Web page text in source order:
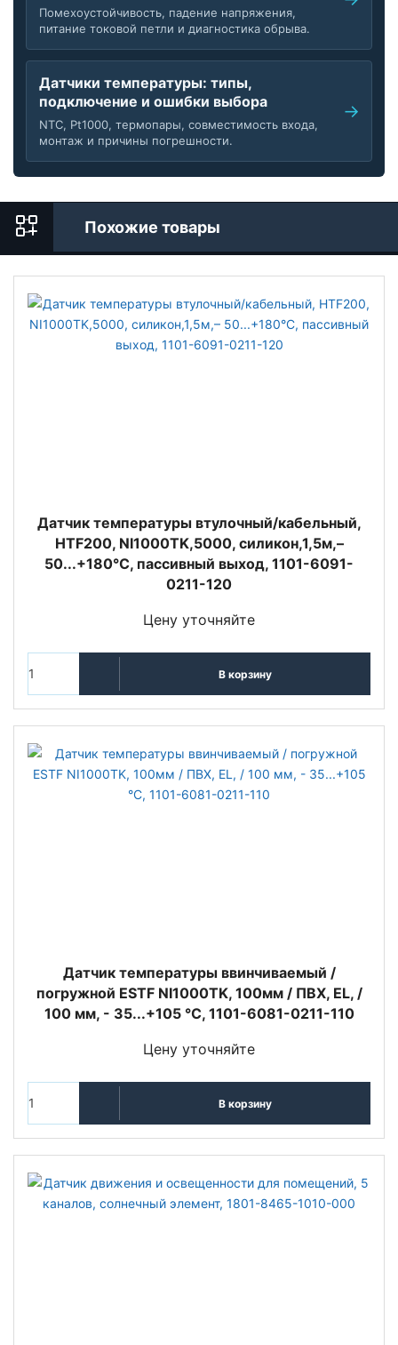
Помехоустойчивость, падение напряжения,
питание токовой петли и диагностика обрыва.
Датчики температуры: типы,
подключение и ошибки выбора
NTC, Pt1000, термопары, совместимость входа,
монтаж и причины погрешности.
Похожие товары
Датчик температуры втулочный/кабельный,
HTF200, NI1000TK,5000, силикон,1,5м,–
50...+180°C, пассивный выход, 1101-6091-
0211-120
Цену уточняйте
В корзину
Датчик температуры ввинчиваемый /
погружной ESTF NI1000TK, 100мм / ПВХ, EL, /
100 мм, - 35...+105 °C, 1101-6081-0211-110
Цену уточняйте
В корзину